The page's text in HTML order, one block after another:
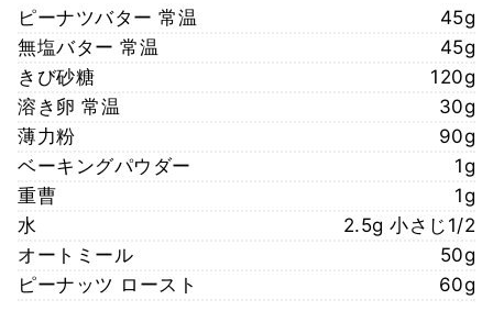
ピーナツバター 常温
45g
無塩バター 常温
45g
きび砂糖
120g
溶き卵 常温
30g
薄力粉
90g
ベーキングパウダー
1g
重曹
1g
水
2.5g 小さじ1/2
オートミール
50g
ピーナッツ ロースト
60g